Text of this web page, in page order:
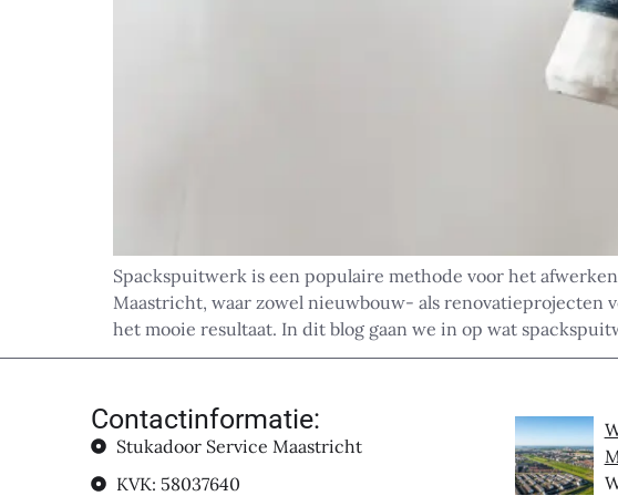
Spackspuitwerk is een populaire methode voor het
Maastricht, waar zowel nieuwbouw- als renovatieprojecten
het mooie resultaat. In dit blog gaan we in op wat
Contactinformatie:
Stukadoor Service Maastricht
KVK: 58037640